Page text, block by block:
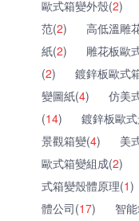
歐式箱變外殼(2)
范(2) 高低溫雕
紙(2) 雕花板歐
(2) 鍍鋅板歐式
變圖紙(4) 仿美
(14) 鍍鋅板歐
景觀箱變(4) 美
歐式箱變組成(2)
式箱變殼體原理(1)
體公司(17) 智